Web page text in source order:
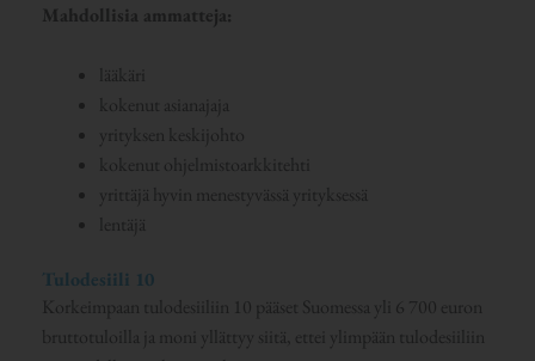
Mahdollisia ammatteja:
lääkäri
kokenut asianajaja
yrityksen keskijohto
kokenut ohjelmistoarkkitehti
yrittäjä hyvin menestyvässä yrityksessä
lentäjä
Tulodesiili 10
Korkeimpaan tulodesiiliin 10 pääset Suomessa yli 6 700 euron
bruttotuloilla ja moni yllättyy siitä, ettei ylimpään tulodesiiliin